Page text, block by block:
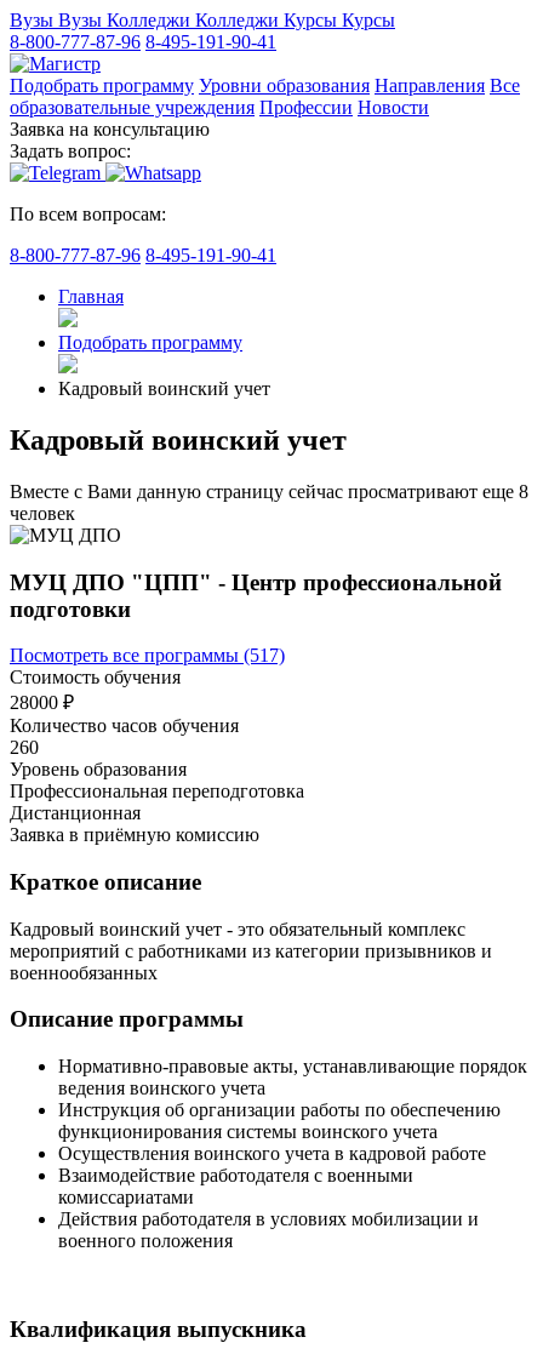
Вузы Вузы Колледжи Колледжи Курсы Курсы
8-800-777-87-96 8-495-191-90-41
Подобрать программу Уровни образования Направления Все
образовательные учреждения Профессии Новости
Заявка на консультацию
Задать вопрос:
По всем вопросам:
8-800-777-87-96 8-495-191-90-41
Главная
Подобрать программу
Кадровый воинский учет
Кадровый воинский учет
Вместе с Вами данную страницу сейчас просматривают еще 8
человек
МУЦ ДПО "ЦПП" - Центр профессиональной
подготовки
Посмотреть все программы (517)
Стоимость обучения
28000 ₽
Количество часов обучения
260
Уровень образования
Профессиональная переподготовка
Дистанционная
Заявка в приёмную комиссию
Краткое описание
Кадровый воинский учет - это обязательный комплекс
мероприятий с работниками из категории призывников и
военнообязанных
Описание программы
Нормативно-правовые акты, устанавливающие порядок
ведения воинского учета
Инструкция об организации работы по обеспечению
функционирования системы воинского учета
Осуществления воинского учета в кадровой работе
Взаимодействие работодателя с военными
комиссариатами
Действия работодателя в условиях мобилизации и
военного положения
Квалификация выпускника